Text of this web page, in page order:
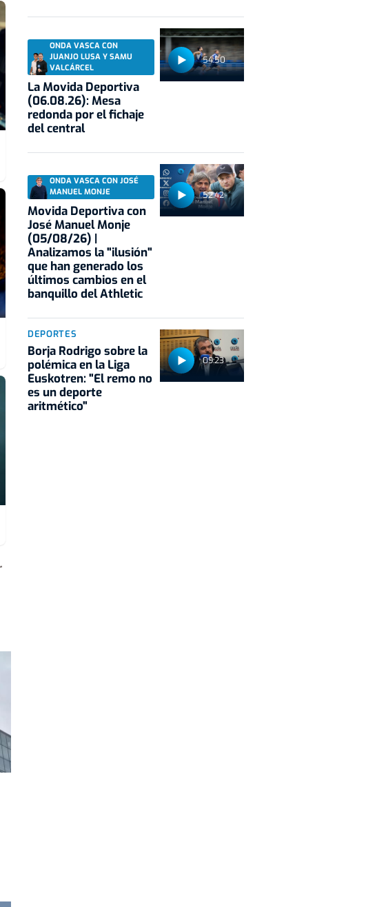
54:50
ONDA VASCA CON
JUANJO LUSA Y SAMU
VALCÁRCEL
La Movida Deportiva
(06.08.26): Mesa
redonda por el fichaje
del central
52:42
ONDA VASCA CON JOSÉ
MANUEL MONJE
Movida Deportiva con
José Manuel Monje
(05/08/26) |
Analizamos la "ilusión"
que han generado los
últimos cambios en el
banquillo del Athletic
09:23
DEPORTES
Borja Rodrigo sobre la
polémica en la Liga
Euskotren: "El remo no
es un deporte
aritmético"